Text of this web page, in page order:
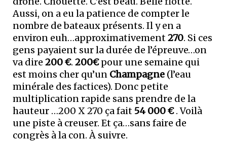
Aussi, on a eu la patience de compter le
nombre de bateaux présents. Il y en a
environ euh…approximativement270. Si ces
gens payaient sur la durée de l’épreuve…on
va dire 200 €. 200€pour une semaine qui
est moins cher qu’un Champagne (l’eau
minérale des factices). Donc petite
multiplication rapide sans prendre de la
hauteur …200 X 270 ça fait 54 000 €. Voilà
une piste à creuser. Et ça…sans faire de
congrès à la con. À suivre.